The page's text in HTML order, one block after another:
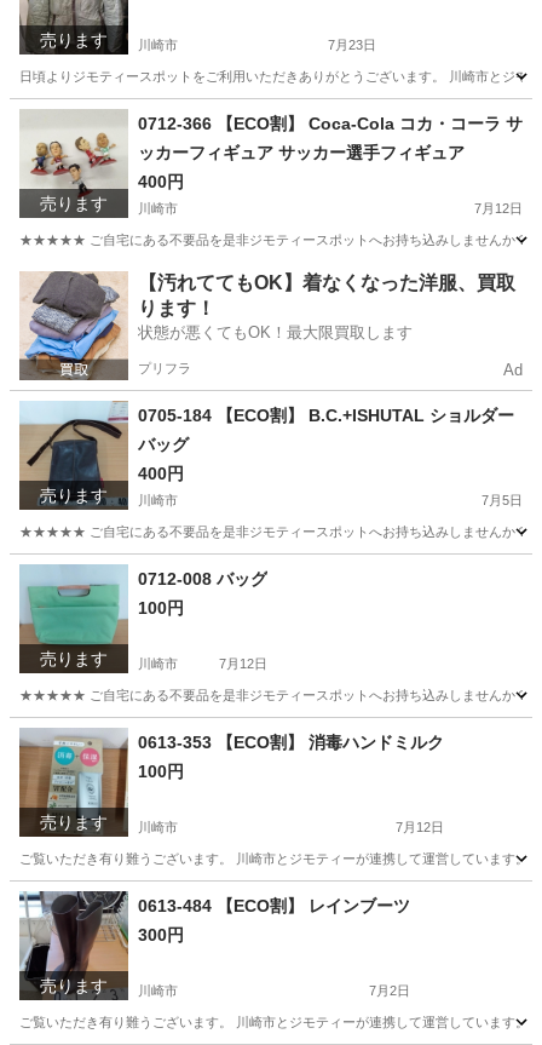
売ります 川崎市 7月23日
日頃よりジモティースポットをご利用いただきありがとうございます。 川崎市とジ
神奈川 川崎市 服/ファッション リユース
売ります
0712-366 【ECO割】 Coca-Cola コカ・コーラ サ
ッカーフィギュア サッカー選手フィギュア
400円
川崎市 7月12日
★★★★★ ご自宅にある不要品を是非ジモティースポットへお持ち込みしませんか？
神奈川 川崎市 おもちゃ 現地
【汚れててもOK】着なくなった洋服、買取
ります！
状態が悪くてもOK！最大限買取します
プリフラ Ad
売ります
0705-184 【ECO割】 B.C.+ISHUTAL ショルダー
バッグ
400円
川崎市 7月5日
★★★★★ ご自宅にある不要品を是非ジモティースポットへお持ち込みしませんか？
神奈川 川崎市 ISHUTAL
売ります
0712-008 バッグ
100円
川崎市 7月12日
★★★★★ ご自宅にある不要品を是非ジモティースポットへお持ち込みしませんか？
神奈川 川崎市
売ります
0613-353 【ECO割】 消毒ハンドミルク
100円
川崎市 7月12日
ご覧いただき有り難うございます。 川崎市とジモティーが連携して運営していま
神奈川 川崎市 ボディケア リユース
売ります
0613-484 【ECO割】 レインブーツ
300円
川崎市 7月2日
ご覧いただき有り難うございます。 川崎市とジモティーが連携して運営していま